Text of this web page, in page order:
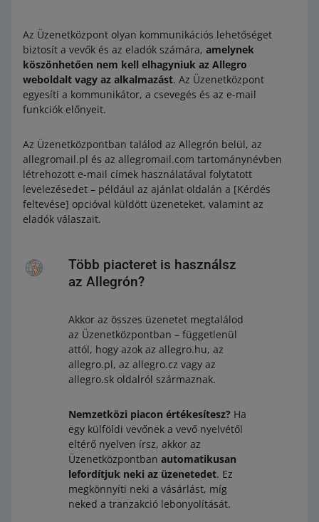
Az Üzenetközpont olyan kommunikációs lehetőséget
biztosít a vevők és az eladók számára, amelynek
köszönhetően nem kell elhagyniuk az Allegro
weboldalt vagy az alkalmazást. Az Üzenetközpont
egyesíti a kommunikátor, a csevegés és az e-mail
funkciók előnyeit.
Az Üzenetközpontban találod az Allegrón belül, az
allegromail.pl és az allegromail.com tartománynévben
létrehozott e-mail címek használatával folytatott
levelezésedet – például az ajánlat oldalán a [Kérdés
feltevése] opcióval küldött üzeneteket, valamint az
eladók válaszait.
Több piacteret is használsz
az Allegrón?
Akkor az összes üzenetet megtalálod
az Üzenetközpontban – függetlenül
attól, hogy azok az allegro.hu, az
allegro.pl, az allegro.cz vagy az
allegro.sk oldalról származnak.
Nemzetközi piacon értékesítesz? Ha
egy külföldi vevőnek a vevő nyelvétől
eltérő nyelven írsz, akkor az
Üzenetközpontban automatikusan
lefordítjuk neki az üzenetedet. Ez
megkönnyíti neki a vásárlást, míg
neked a tranzakció lebonyolítását.